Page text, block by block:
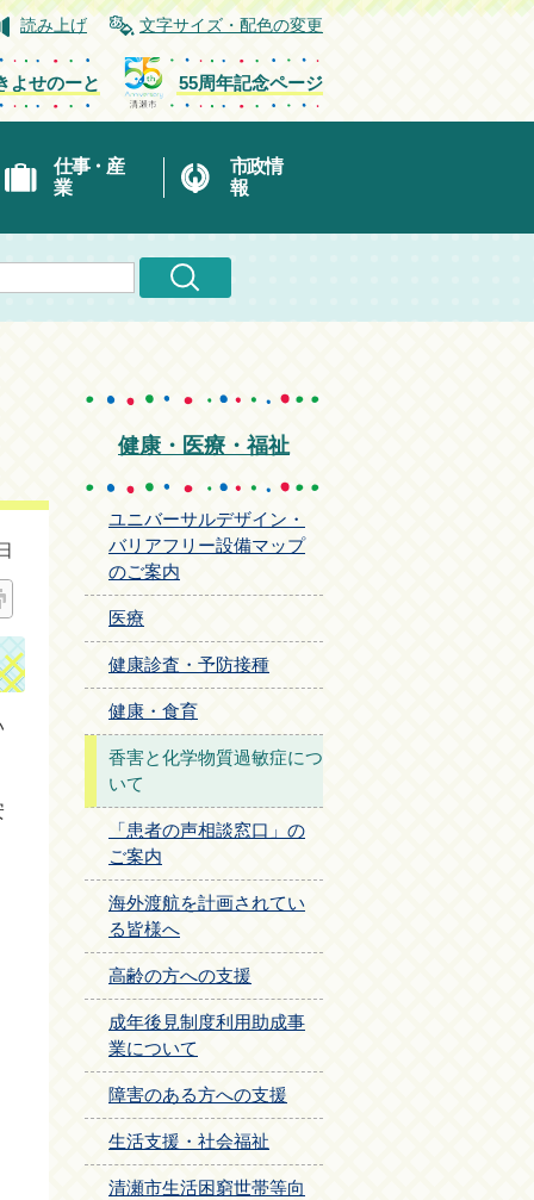
読み上げ 文字サイズ・配色の変更
よせのーと 55周年記念ページ
仕事・産
業
市政情
報
健康・医療・福祉
ユニバーサルデザイン・
バリアフリー設備マップ
のご案内
医療
健康診査・予防接種
健康・食育
香害と化学物質過敏症につ
いて
「患者の声相談窓口」の
ご案内
海外渡航を計画されてい
る皆様へ
高齢の方への支援
成年後見制度利用助成事
業について
障害のある方への支援
生活支援・社会福祉
清瀬市生活困窮世帯等向